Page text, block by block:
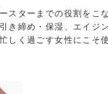
スターまでの役割をこ
き締め・保湿、エイジ
しく過ごす女性にこそ